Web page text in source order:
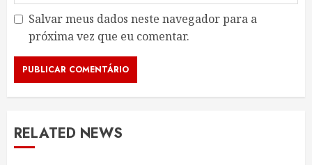
Salvar meus dados neste navegador para a
próxima vez que eu comentar.
RELATED NEWS